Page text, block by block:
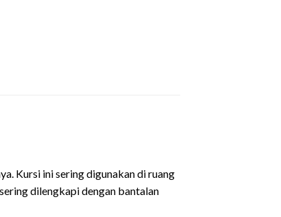
Kursi ini sering digunakan di ruang
dilengkapi dengan bantalan